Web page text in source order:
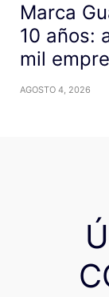
Marca
10 años:
mil
AGOSTO 4, 2026